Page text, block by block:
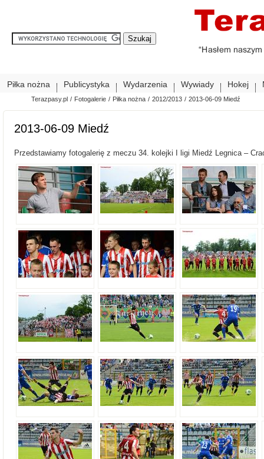
Piłka nożna Publicystyka Wydarzenia Wywiady Hokej
Terazpasy.pl / Fotogalerie / Piłka nożna / 2012/2013 / 2013-06-09 Miedź
2013-06-09 Miedź
Przedstawiamy fotogalerię z meczu 34. kolejki I ligi Miedź Legnica –